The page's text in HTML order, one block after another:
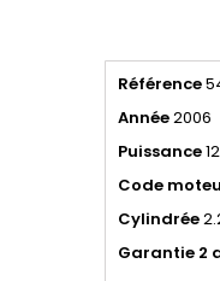
Référence
Année2006
Puissance
Code
Cylindrée
Garantie 2